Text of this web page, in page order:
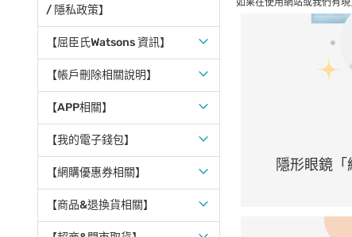
/ 隱私政策】
【屈臣氏Watsons 資訊】
【帳戶刪除相關說明】
【APP相關】
【我的電子錢包】
【網購優惠券相關】
【商品&退換貨相關】
如果在使用網站或我們有
隱形眼鏡「